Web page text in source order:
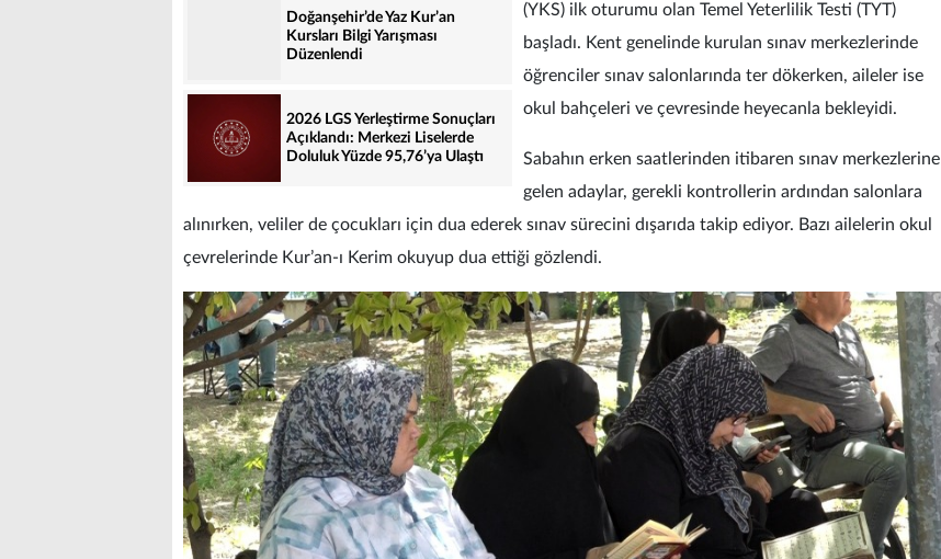
Doğanşehir’de Yaz Kur’an
Kursları Bilgi Yarışması
Düzenlendi
2026 LGS Yerleştirme Sonuçları
Açıklandı: Merkezi Liselerde
Doluluk Yüzde 95,76’ya Ulaştı
(YKS) ilk oturumu olan Temel Yeterlilik Testi (TYT)
başladı. Kent genelinde kurulan sınav merkezlerinde
öğrenciler sınav salonlarında ter dökerken, aileler ise
okul bahçeleri ve çevresinde heyecanla bekleyidi.
Sabahın erken saatlerinden itibaren sınav merkezlerine
gelen adaylar, gerekli kontrollerin ardından salonlara
alınırken, veliler de çocukları için dua ederek sınav sürecini dışarıda takip ediyor. Bazı ailelerin okul
çevrelerinde Kur’an-ı Kerim okuyup dua ettiği gözlendi.